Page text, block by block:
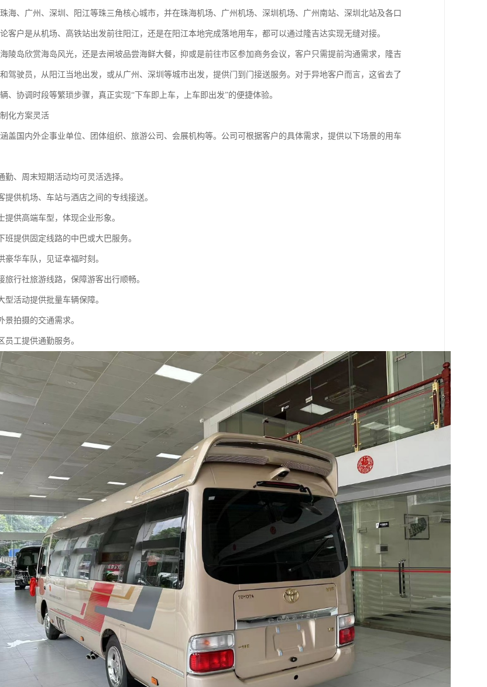
海、广州、深圳、阳江等珠三角核心城市，并在珠海机场、广州机场、深圳机场、广州南站、深圳北站及各口
客户是从机场、高铁站出发前往阳江，还是在阳江本地完成落地用车，都可以通过隆吉达实现无缝对接。
陵岛欣赏海岛风光，还是去闸坡品尝海鲜大餐，抑或是前往市区参加商务会议，客户只需提前沟通需求，隆吉
驾驶员，从阳江当地出发，或从广州、深圳等城市出发，提供门到门接送服务。对于异地客户而言，这省去了
、协调时段等繁琐步骤，真正实现“下车即上车，上车即出发”的便捷体验。
化方案灵活
盖国内外企事业单位、团体组织、旅游公司、会展机构等。公司可根据客户的具体需求，提供以下场景的用车
勤、周末短期活动均可灵活选择。
提供机场、车站与酒店之间的专线接送。
提供高端车型，体现企业形象。
班提供固定线路的中巴或大巴服务。
豪华车队，见证幸福时刻。
旅行社旅游线路，保障游客出行顺畅。
型活动提供批量车辆保障。
景拍摄的交通需求。
员工提供通勤服务。